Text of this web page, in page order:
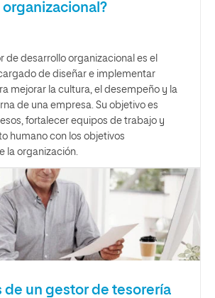
de desarrollo organizacional es el
de diseñar e implementar
mejorar la cultura, el desempeño y la
de una empresa. Su objetivo es
fortalecer equipos de trabajo y
humano con los objetivos
la organización.
de un gestor de tesorería